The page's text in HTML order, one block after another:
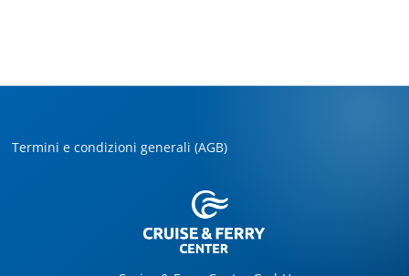
Termini e condizioni generali (AGB)